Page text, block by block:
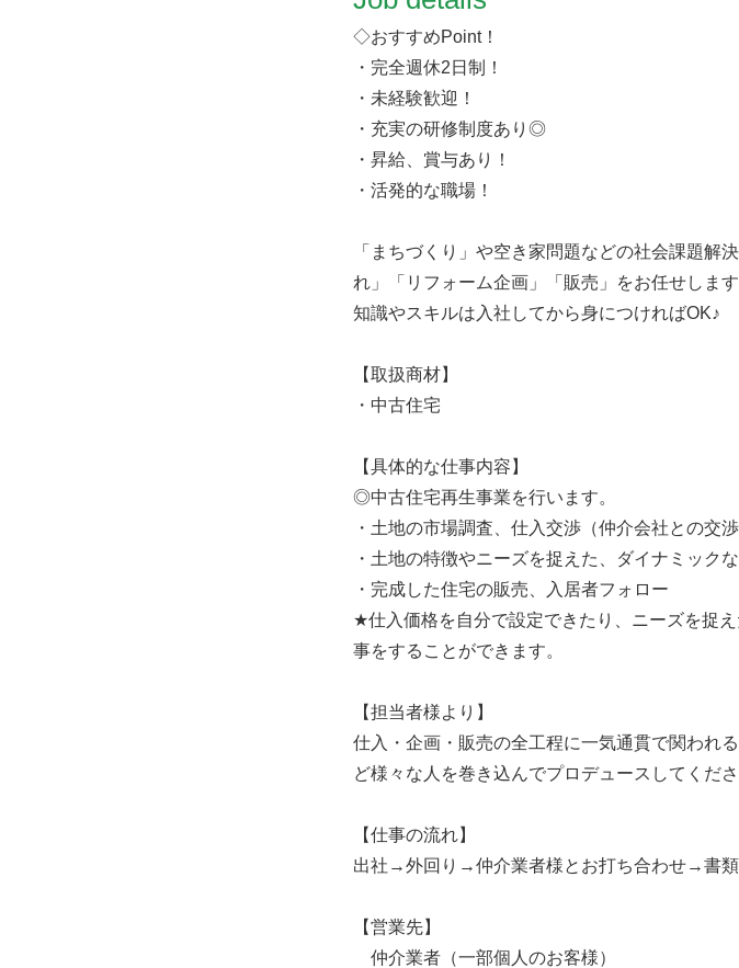
◇おすすめPoint！
・完全週休2日制！
・未経験歓迎！
・充実の研修制度あり◎
・昇給、賞与あり！
・活発的な職場！
「まちづくり」や空き家問題などの社会課題解
れ」「リフォーム企画」「販売」をお任せしま
知識やスキルは入社してから身につければOK♪
【取扱商材】
・中古住宅
【具体的な仕事内容】
◎中古住宅再生事業を行います。
・土地の市場調査、仕入交渉（仲介会社との交渉
・土地の特徴やニーズを捉えた、ダイナミック
・完成した住宅の販売、入居者フォロー
★仕入価格を自分で設定できたり、ニーズを捉
事をすることができます。
【担当者様より】
仕入・企画・販売の全工程に一気通貫で関われ
ど様々な人を巻き込んでプロデュースしてくださ
【仕事の流れ】
出社→外回り→仲介業者様とお打ち合わせ→書
【営業先】
仲介業者（一部個人のお客様）